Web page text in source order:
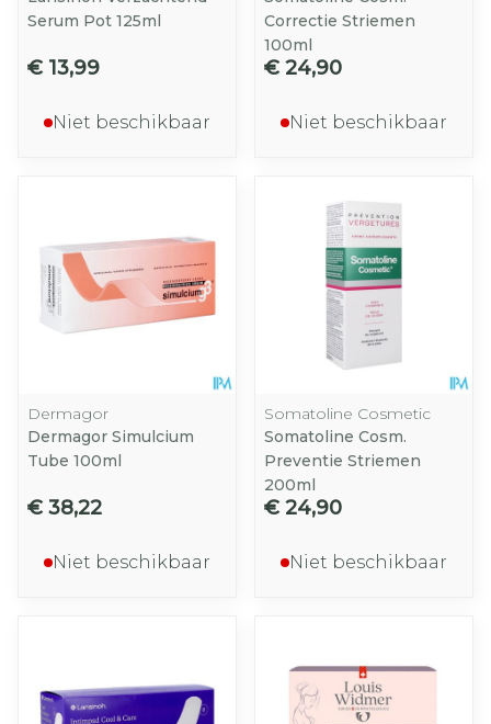
Serum Pot 125ml
€ 13,99
Niet beschikbaar
Correctie Striemen
100ml
€ 24,90
Niet beschikbaar
Dermagor
Dermagor Simulcium
Tube 100ml
€ 38,22
Niet beschikbaar
Somatoline Cosmetic
Somatoline Cosm.
Preventie Striemen
200ml
€ 24,90
Niet beschikbaar